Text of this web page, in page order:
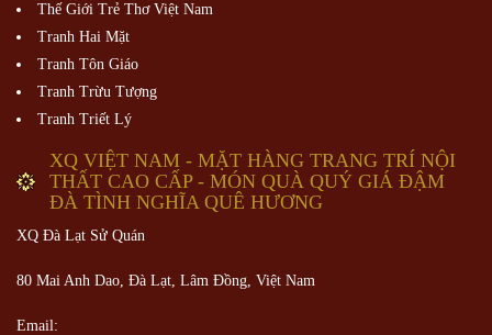
Thế Giới Trẻ Thơ Việt Nam
Tranh Hai Mặt
Tranh Tôn Giáo
Tranh Trừu Tượng
Tranh Triết Lý
XQ VIỆT NAM - MẶT HÀNG TRANG TRÍ NỘI
THẤT CAO CẤP - MÓN QUÀ QUÝ GIÁ ĐẬM
ĐÀ TÌNH NGHĨA QUÊ HƯƠNG
XQ Đà Lạt Sử Quán
80 Mai Anh Dao, Đà Lạt, Lâm Đồng, Việt Nam
Email: